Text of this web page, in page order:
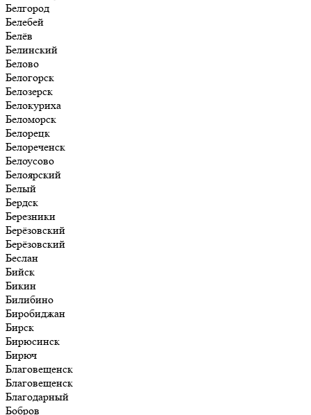
Белгород
Белебей
Белёв
Белинский
Белово
Белогорск
Белозерск
Белокуриха
Беломорск
Белорецк
Белореченск
Белоусово
Белоярский
Белый
Бердск
Березники
Берёзовский
Берёзовский
Беслан
Бийск
Бикин
Билибино
Биробиджан
Бирск
Бирюсинск
Бирюч
Благовещенск
Благовещенск
Благодарный
Бобров